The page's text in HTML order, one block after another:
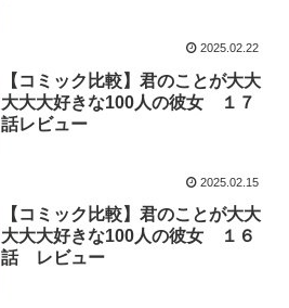
2025.02.22
【コミック比較】君のことが大大
大大大好きな100人の彼女 １７
話レビュー
2025.02.15
【コミック比較】君のことが大大
大大大好きな100人の彼女 １６
話 レビュー